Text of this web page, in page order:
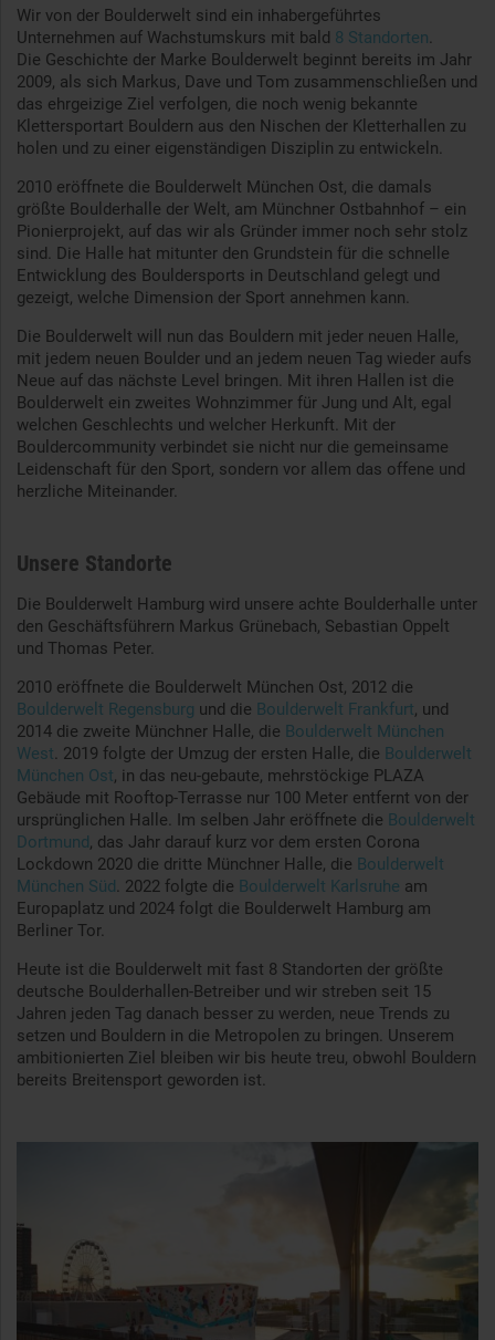
Wir von der Boulderwelt sind ein inhabergeführtes
Unternehmen auf Wachstumskurs mit bald 8 Standorten.
Die Geschichte der Marke Boulderwelt beginnt bereits im Jahr
2009, als sich Markus, Dave und Tom zusammenschließen und
das ehrgeizige Ziel verfolgen, die noch wenig bekannte
Klettersportart Bouldern aus den Nischen der Kletterhallen zu
holen und zu einer eigenständigen Disziplin zu entwickeln.
2010 eröffnete die Boulderwelt München Ost, die damals
größte Boulderhalle der Welt, am Münchner Ostbahnhof – ein
Pionierprojekt, auf das wir als Gründer immer noch sehr stolz
sind. Die Halle hat mitunter den Grundstein für die schnelle
Entwicklung des Bouldersports in Deutschland gelegt und
gezeigt, welche Dimension der Sport annehmen kann.
Die Boulderwelt will nun das Bouldern mit jeder neuen Halle,
mit jedem neuen Boulder und an jedem neuen Tag wieder aufs
Neue auf das nächste Level bringen. Mit ihren Hallen ist die
Boulderwelt ein zweites Wohnzimmer für Jung und Alt, egal
welchen Geschlechts und welcher Herkunft. Mit der
Bouldercommunity verbindet sie nicht nur die gemeinsame
Leidenschaft für den Sport, sondern vor allem das offene und
herzliche Miteinander.
Unsere Standorte
Die Boulderwelt Hamburg wird unsere achte Boulderhalle unter
den Geschäftsführern Markus Grünebach, Sebastian Oppelt
und Thomas Peter.
2010 eröffnete die Boulderwelt München Ost, 2012 die
Boulderwelt Regensburg und die Boulderwelt Frankfurt, und
2014 die zweite Münchner Halle, die Boulderwelt München
West. 2019 folgte der Umzug der ersten Halle, die Boulderwelt
München Ost, in das neu-gebaute, mehrstöckige PLAZA
Gebäude mit Rooftop-Terrasse nur 100 Meter entfernt von der
ursprünglichen Halle. Im selben Jahr eröffnete die Boulderwelt
Dortmund, das Jahr darauf kurz vor dem ersten Corona
Lockdown 2020 die dritte Münchner Halle, die Boulderwelt
München Süd. 2022 folgte die Boulderwelt Karlsruhe am
Europaplatz und 2024 folgt die Boulderwelt Hamburg am
Berliner Tor.
Heute ist die Boulderwelt mit fast 8 Standorten der größte
deutsche Boulderhallen-Betreiber und wir streben seit 15
Jahren jeden Tag danach besser zu werden, neue Trends zu
setzen und Bouldern in die Metropolen zu bringen. Unserem
ambitionierten Ziel bleiben wir bis heute treu, obwohl Bouldern
bereits Breitensport geworden ist.